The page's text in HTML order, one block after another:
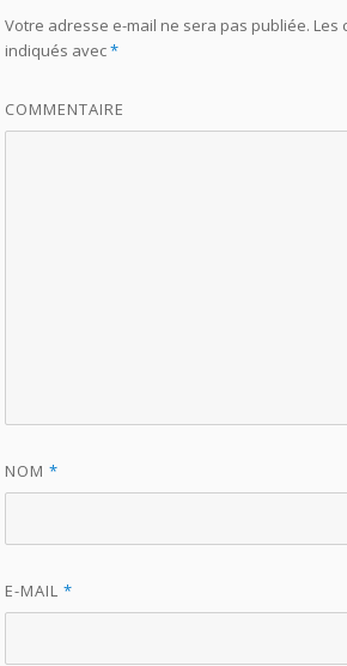
Votre adresse e-mail ne sera pas publiée. Les
indiqués avec*
COMMENTAIRE
NOM*
E-MAIL*